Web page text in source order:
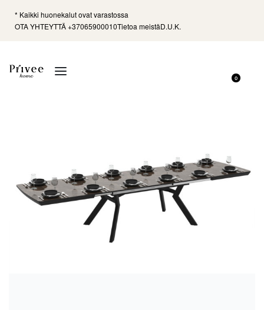
* Kaikki huonekalut ovat varastossa
OTA YHTEYTTÄ +37065900010Tietoa meistäD.U.K.
0